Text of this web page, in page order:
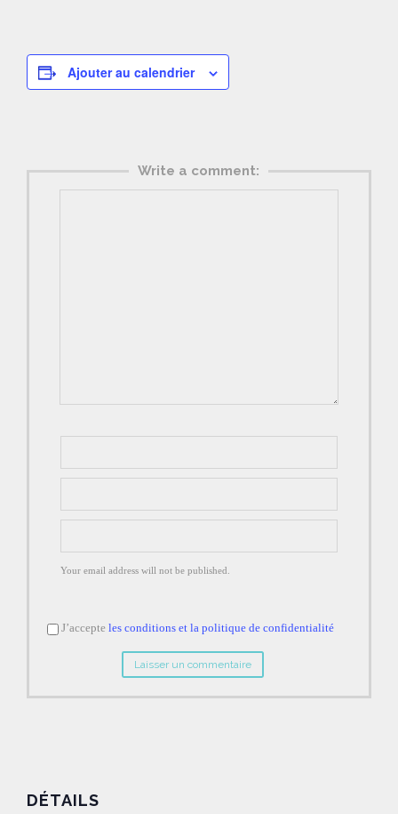
Ajouter au calendrier
Write a comment:
Your email address will not be published.
J’accepte les conditions et la politique de confidentialité
DÉTAILS